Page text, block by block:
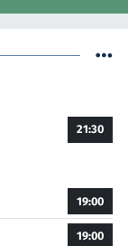
21:30
19:00
19:00